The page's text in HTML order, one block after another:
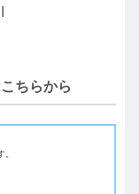
ちらから